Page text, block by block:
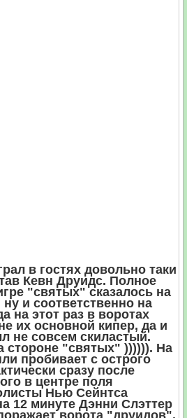
в гостях довольно таки
Кевн Друидс. Полное
"святых" сказалось на
ну и соответственно на
на этот раз в воротах
их основной кипер, да и
не совсем скиластый.
стороне "святых" )))))). На
пробивает с острого
сразу после
в центре поля
Нью Сейнтса
12 минуте Дэнни Слэттер
ворота "друидов".